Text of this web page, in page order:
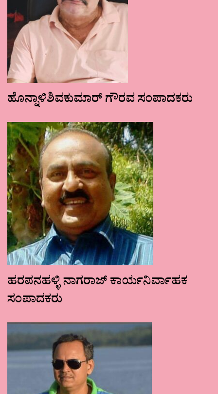
ಹೊನ್ನಾಳಿಶಿವಕುಮಾರ್ ಗೌರವ ಸಂಪಾದಕರು
ಹರಪನಹಳ್ಳಿ ನಾಗರಾಜ್ ಕಾರ್ಯನಿರ್ವಾಹಕ
ಸಂಪಾದಕರು